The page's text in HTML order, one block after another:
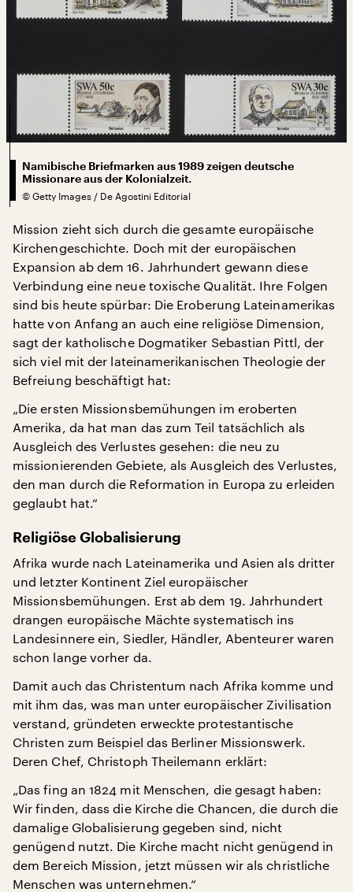
Namibische Briefmarken aus 1989 zeigen deutsche
Missionare aus der Kolonialzeit.
© Getty Images / De Agostini Editorial
Mission zieht sich durch die gesamte europäische
Kirchengeschichte. Doch mit der europäischen
Expansion ab dem 16. Jahrhundert gewann diese
Verbindung eine neue toxische Qualität. Ihre Folgen
sind bis heute spürbar: Die Eroberung Lateinamerikas
hatte von Anfang an auch eine religiöse Dimension,
sagt der katholische Dogmatiker Sebastian Pittl, der
sich viel mit der lateinamerikanischen Theologie der
Befreiung beschäftigt hat:
„Die ersten Missionsbemühungen im eroberten
Amerika, da hat man das zum Teil tatsächlich als
Ausgleich des Verlustes gesehen: die neu zu
missionierenden Gebiete, als Ausgleich des Verlustes,
den man durch die Reformation in Europa zu erleiden
geglaubt hat.“
Religiöse Globalisierung
Afrika wurde nach Lateinamerika und Asien als dritter
und letzter Kontinent Ziel europäischer
Missionsbemühungen. Erst ab dem 19. Jahrhundert
drangen europäische Mächte systematisch ins
Landesinnere ein, Siedler, Händler, Abenteurer waren
schon lange vorher da.
Damit auch das Christentum nach Afrika komme und
mit ihm das, was man unter europäischer Zivilisation
verstand, gründeten erweckte protestantische
Christen zum Beispiel das Berliner Missionswerk.
Deren Chef, Christoph Theilemann erklärt:
„Das fing an 1824 mit Menschen, die gesagt haben:
Wir finden, dass die Kirche die Chancen, die durch die
damalige Globalisierung gegeben sind, nicht
genügend nutzt. Die Kirche macht nicht genügend in
dem Bereich Mission, jetzt müssen wir als christliche
Menschen was unternehmen.“